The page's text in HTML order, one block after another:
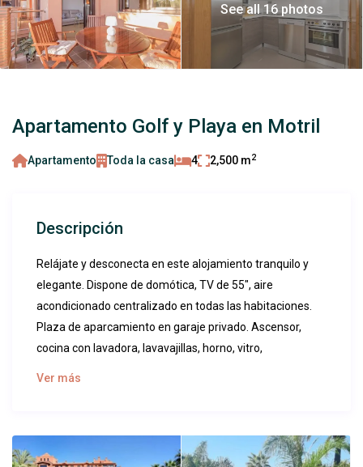
See all 16 photos
Apartamento Golf y Playa en Motril
Apartamento Toda la casa 4 2,500 m2
Descripción
Relájate y desconecta en este alojamiento tranquilo y
elegante. Dispone de domótica, TV de 55″, aire
acondicionado centralizado en todas las habitaciones.
Plaza de aparcamiento en garaje privado. Ascensor,
cocina con lavadora, lavavajillas, horno, vitro,
Increíbles vistas al campo de golf con acceso privado a la
Ver más